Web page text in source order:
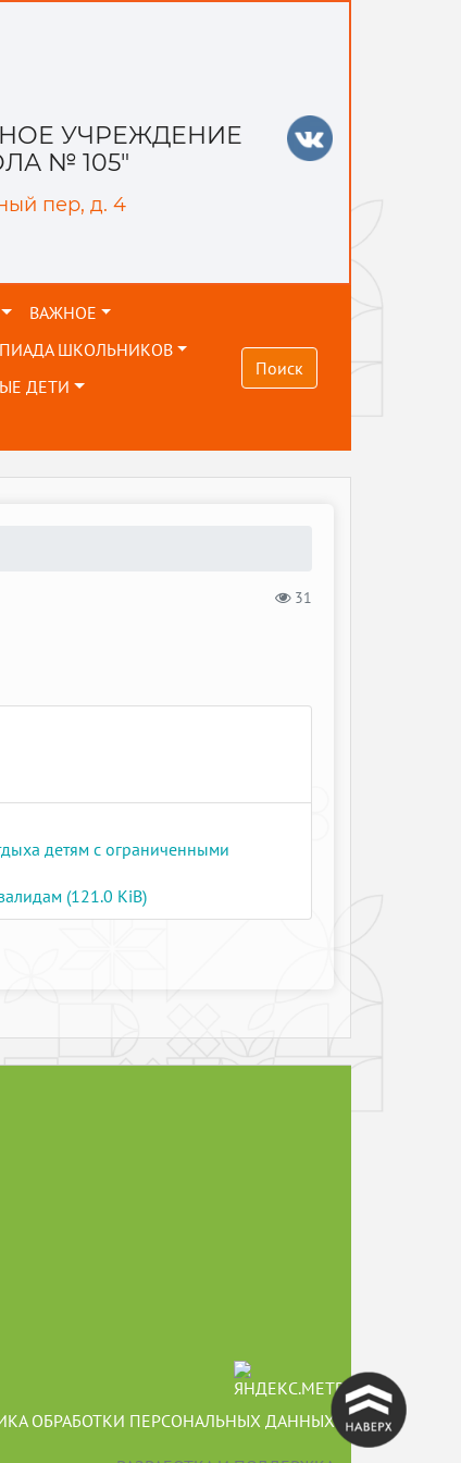
УЧРЕЖДЕНИЕ
№ 105"
пер, д. 4
ВАЖНОЕ
ШКОЛЬНИКОВ
ДЕТИ
Поиск
31
детям с ограниченными
(121.0 KiB)
^
ОБРАБОТКИ ПЕРСОНАЛЬНЫХ ДАННЫХ